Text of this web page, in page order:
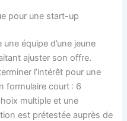
pour une start-up
équipe d’une jeune
ajuster son offre.
l’intérêt pour une
formulaire court : 6
multiple et une
est prétestée auprès de